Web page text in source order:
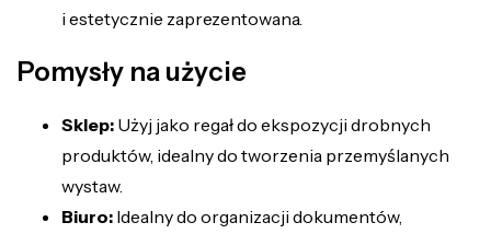
i estetycznie zaprezentowana.
Pomysły na użycie
Sklep: Użyj jako regał do ekspozycji drobnych
produktów, idealny do tworzenia przemyślanych
wystaw.
Biuro: Idealny do organizacji dokumentów,